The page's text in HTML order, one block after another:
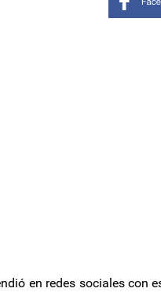
en redes sociales con